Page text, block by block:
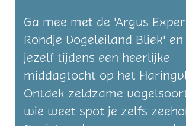
Ga mee met de 'Argus
Rondje Vogeleiland Bliek'
jezelf tijdens een heerlijke
middagtocht op het
Ontdek zeldzame
wie weet spot je zelfs